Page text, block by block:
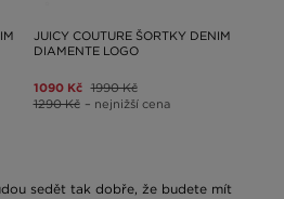
JUICY COUTURE ŠORTKY DENIM
DIAMENTE LOGO
1090 Kč 1990 Kč
1290 Kč – nejnižší cena
sedět tak dobře, že budete mít